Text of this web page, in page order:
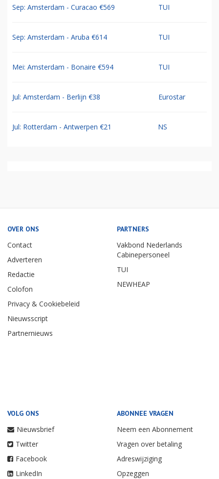
Sep: Amsterdam - Curacao €569 TUI
Sep: Amsterdam - Aruba €614 TUI
Mei: Amsterdam - Bonaire €594 TUI
Jul: Amsterdam - Berlijn €38 Eurostar
Jul: Rotterdam - Antwerpen €21 NS
OVER ONS
Contact
Adverteren
Redactie
Colofon
Privacy & Cookiebeleid
Nieuwsscript
Partnernieuws
PARTNERS
Vakbond Nederlands
Cabinepersoneel
TUI
NEWHEAP
VOLG ONS
Nieuwsbrief
Twitter
Facebook
LinkedIn
ABONNEE VRAGEN
Neem een Abonnement
Vragen over betaling
Adreswijziging
Opzeggen